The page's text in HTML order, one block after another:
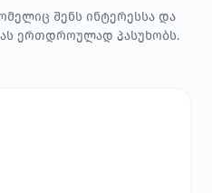
შენს ინტერესსა და
ერთდროულად პასუხობს.